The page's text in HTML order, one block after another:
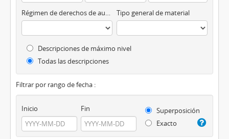
Régimen de derechos de autor Tipo general de material
Descripciones de máximo nivel
Todas las descripciones
Filtrar por rango de fecha :
Inicio Fin
Superposición
Exacto